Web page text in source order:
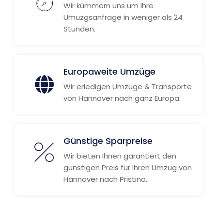
Wir kümmern uns um Ihre
Umuzgsanfrage in weniger als 24
Stunden.
Europaweite Umzüge
Wir erledigen Umzüge & Transporte
von Hannover nach ganz Europa.
Günstige Sparpreise
Wir bieten Ihnen garantiert den
günstigen Preis für Ihren Umzug von
Hannover nach Pristina.